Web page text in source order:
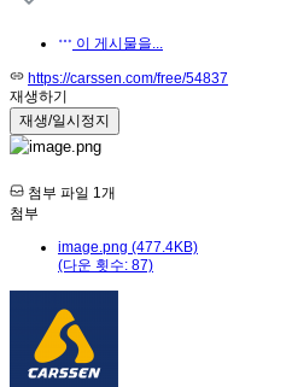
이 게시물을...
https://carssen.com/free/54837
재생하기
첨부 파일 1개
첨부
image.png (477.4KB)
(다운 횟수: 87)